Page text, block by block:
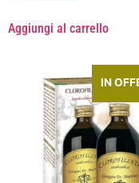
Aggiungi al carrello
IN